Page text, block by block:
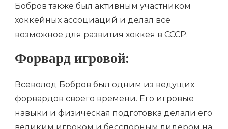
Бобров также был активным участником
хоккейных ассоциаций и делал все
возможное для развития хоккея в СССР.
Форвард игровой:
Всеволод Бобров был одним из ведущих
форвардов своего времени. Его игровые
навыки и физическая подготовка делали его